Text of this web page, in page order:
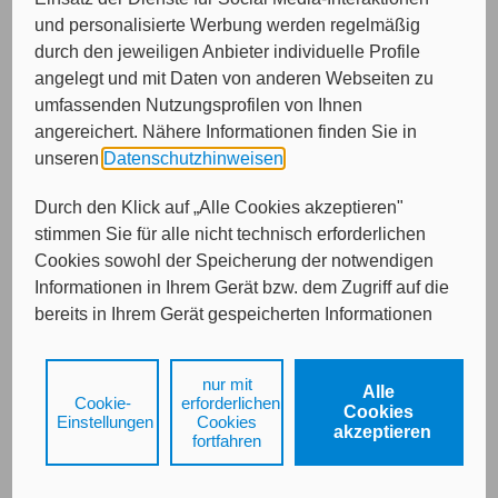
und personalisierte Werbung werden regelmäßig
durch den jeweiligen Anbieter individuelle Profile
angelegt und mit Daten von anderen Webseiten zu
umfassenden Nutzungsprofilen von Ihnen
angereichert. Nähere Informationen finden Sie in
unseren Datenschutzhinweisen
Durch den Klick auf „Alle Cookies akzeptieren"
stimmen Sie für alle nicht technisch erforderlichen
Cookies sowohl der Speicherung der notwendigen
Informationen in Ihrem Gerät bzw. dem Zugriff auf die
bereits in Ihrem Gerät gespeicherten Informationen
Ihrer Daten zu den angegebenen Zwecken in unseren
Datenschutzhinweisengemäß Art. 6 Abs. 1 lit. a
DSGVO zu.
Durch den Klick auf "nur mit erforderlichen Cookies
Alle
Cookies
akzeptieren
nur mit
erforderlichen
Cookies
fortfahren
Cookie-
Einstellungen
Von wem möchten Sie beraten werden?
Bitte treffen Sie eine Auswahl...